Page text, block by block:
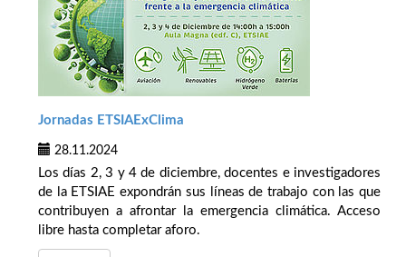
Jornadas ETSIAExClima
28.11.2024
Los días 2, 3 y 4 de diciembre, docentes e investigadores
de la ETSIAE expondrán sus líneas de trabajo con las que
contribuyen a afrontar la emergencia climática. Acceso
libre hasta completar aforo.